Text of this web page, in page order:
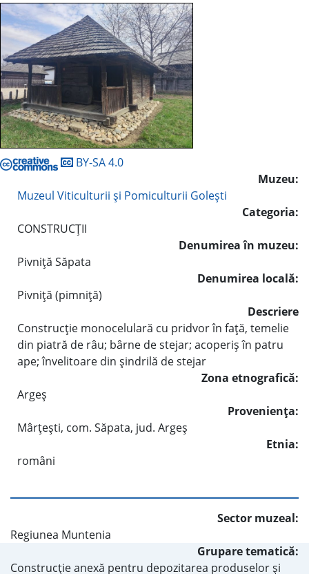
BY-SA 4.0
Muzeu:
Muzeul Viticulturii şi Pomiculturii Goleşti
Categoria:
CONSTRUCŢII
Denumirea în muzeu:
Pivniţă Săpata
Denumirea locală:
Pivniţă (pimniţă)
Descriere
Construcţie monocelulară cu pridvor în faţă, temelie
din piatră de râu; bârne de stejar; acoperiş în patru
ape; învelitoare din şindrilă de stejar
Zona etnografică:
Argeş
Provenienţa:
Mârţeşti, com. Săpata, jud. Argeş
Etnia:
români
Sector muzeal:
Regiunea Muntenia
Grupare tematică:
Construcţie anexă pentru depozitarea produselor şi